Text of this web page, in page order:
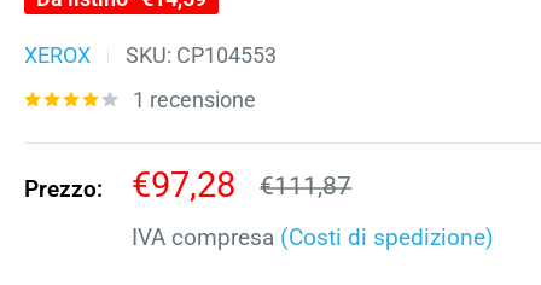
XEROX SKU: CP104553
1 recensione
Prezzo:
Prezzo
scontato
€97,28 Prezzo
€111,87
IVA compresa (Costi di spedizione)